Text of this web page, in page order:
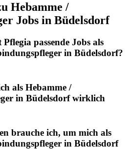
Hebamme /
Jobs in Büdelsdorf
Pflegia passende Jobs als
in Büdelsdorf?
als Hebamme /
in Büdelsdorfwirklich
brauche ich, um mich als
in Büdelsdorf